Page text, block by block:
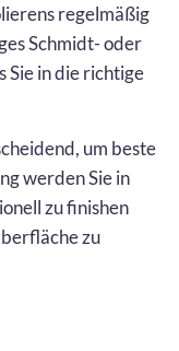
regelmäßig
Schmidt- oder
Sie in die richtige
um beste
werden Sie in
zu finishen
zu